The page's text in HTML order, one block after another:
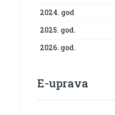
2024. god
2025. god.
2026. god.
E-uprava